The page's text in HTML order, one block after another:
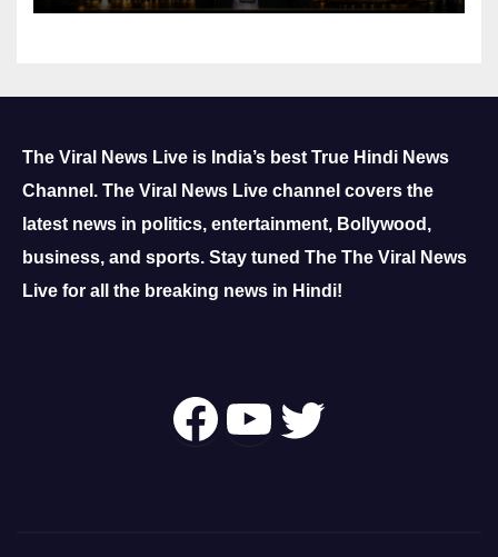
The Viral News Live is India’s best True Hindi News
Channel. The Viral News Live channel covers the
latest news in politics, entertainment, Bollywood,
business, and sports. Stay tuned The The Viral News
Live for all the breaking news in Hindi!
Follow Us OnYouTube
Twitter